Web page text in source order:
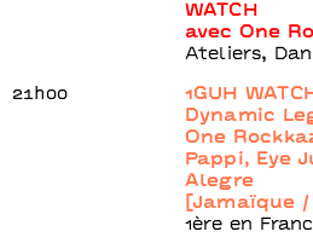
WATCH
avec One
Ateliers,
21h00
1GUH
Dynamic
One
Pappi, Eye
Alegre
[Jamaïque
1ère en